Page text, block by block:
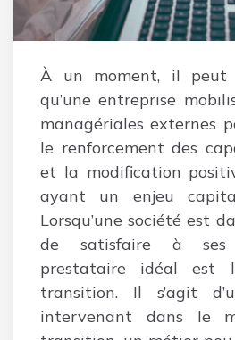
À un moment, il peut
qu’une entreprise
managériales externes
le renforcement des
et la modification
ayant un enjeu
Lorsqu’une société est
de satisfaire à ses
prestataire idéal est
transition. Il s’agit
intervenant dans le